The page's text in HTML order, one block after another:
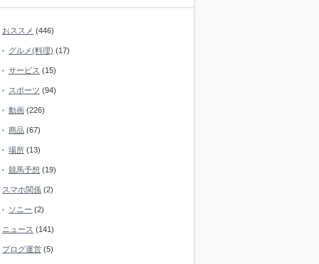
おススメ (446)
グルメ(料理) (17)
サービス (15)
スポーツ (94)
動画 (226)
商品 (67)
場所 (13)
競馬予想 (19)
スマホ関係 (2)
ソニー (2)
ニュース (141)
ブログ運営 (5)